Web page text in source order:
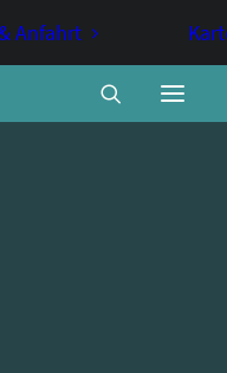
Anfahrt
1 mit
//